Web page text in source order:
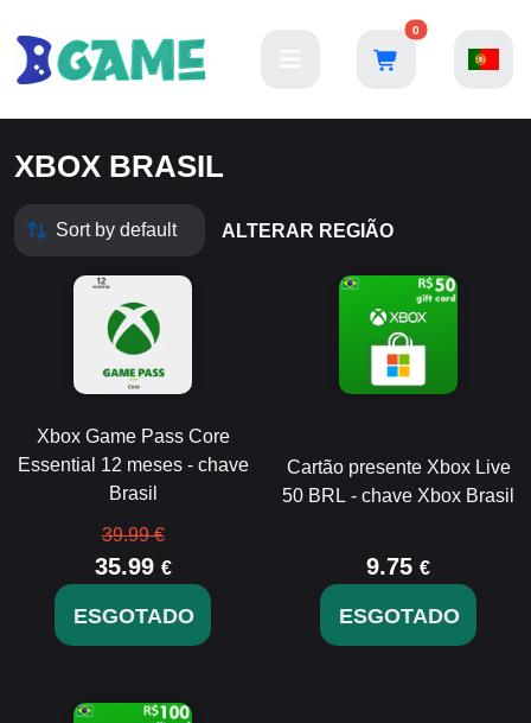
0
XBOX BRASIL
ALTERAR REGIÃO
Xbox Game Pass Core
Essential 12 meses - chave
Brasil
39.99 €
35.99 €
ESGOTADO
Cartão presente Xbox Live
50 BRL - chave Xbox Brasil
9.75 €
ESGOTADO